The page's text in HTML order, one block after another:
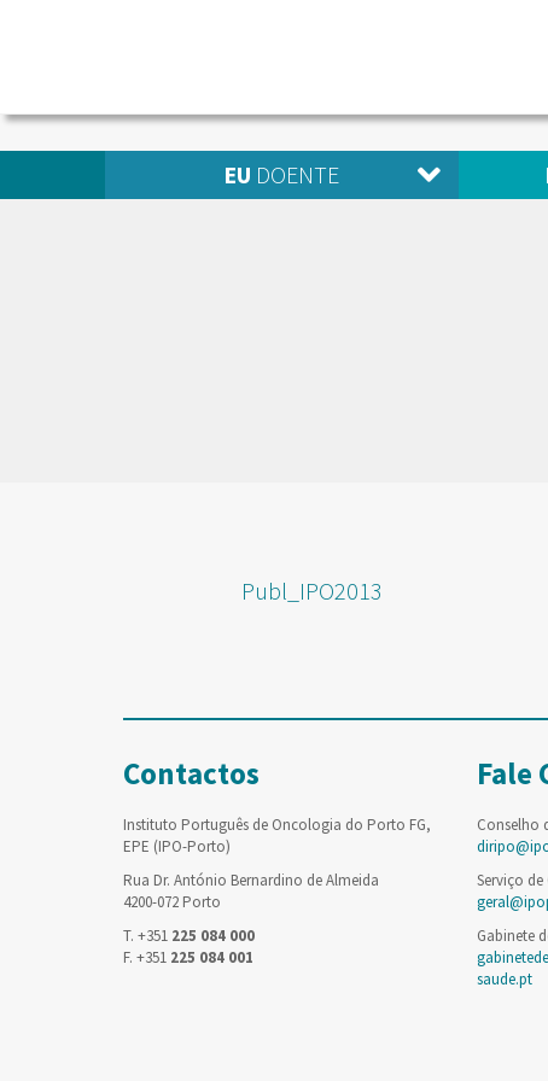
EU DOENTE
Publ_IPO2013
Contactos
Instituto Português de Oncologia do Porto FG,
EPE (IPO-Porto)
Rua Dr. António Bernardino de Almeida
4200-072 Porto
T. +351 225 084 000
F. +351 225 084 001
Fale
Conselho
Serviço de
Gabinete
saude.pt